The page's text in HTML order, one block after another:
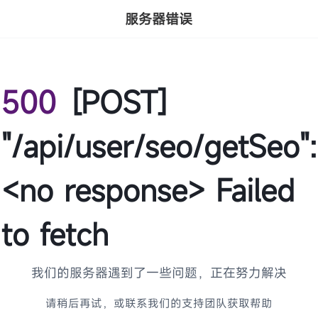
服务器错误
500 [POST]
"/api/user/seo/getSeo":
<no response> Failed
to fetch
我们的服务器遇到了一些问题，正在努力解决
请稍后再试，或联系我们的支持团队获取帮助